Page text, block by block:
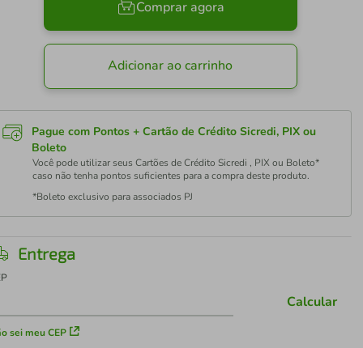
Comprar agora
Adicionar ao carrinho
Pague com Pontos + Cartão de Crédito Sicredi, PIX ou
Boleto
Você pode utilizar seus Cartões de Crédito Sicredi , PIX ou Boleto*
caso não tenha pontos suficientes para a compra deste produto.
*Boleto exclusivo para associados PJ
Entrega
sei meu CEP
Calcular